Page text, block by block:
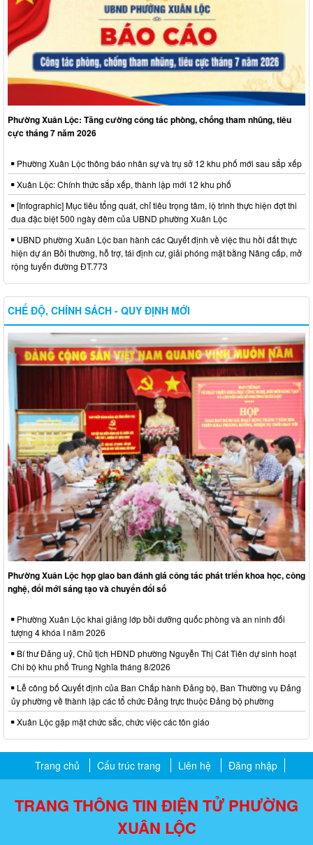
Phường Xuân Lộc: Tăng cường công tác phòng, chống tham nhũng, tiêu
cực tháng 7 năm 2026
Phường Xuân Lộc thông báo nhân sự và trụ sở 12 khu phố mới sau sắp xếp
Xuân Lộc: Chính thức sắp xếp, thành lập mới 12 khu phố
[Infographic] Mục tiêu tổng quát, chỉ tiêu trọng tâm, lộ trình thực hiện đợt thi
đua đặc biệt 500 ngày đêm của UBND phường Xuân Lộc
UBND phường Xuân Lộc ban hành các Quyết định về việc thu hồi đất thực
hiện dự án Bồi thường, hỗ trợ, tái định cư, giải phóng mặt bằng Nâng cấp, mở
rộng tuyến đường ĐT.773
CHẾ ĐỘ, CHÍNH SÁCH - QUY ĐỊNH MỚI
Phường Xuân Lộc họp giao ban đánh giá công tác phát triển khoa học, công
nghệ, đổi mới sáng tạo và chuyển đổi số
Phường Xuân Lộc khai giảng lớp bồi dưỡng quốc phòng và an ninh đối
tượng 4 khóa I năm 2026
Bí thư Đảng uỷ, Chủ tịch HĐND phường Nguyễn Thị Cát Tiên dự sinh hoạt
Chi bộ khu phố Trung Nghĩa tháng 8/2026
Lễ công bố Quyết định của Ban Chấp hành Đảng bộ, Ban Thường vụ Đảng
ủy phường về thành lập các tổ chức Đảng trực thuộc Đảng bộ phường
Xuân Lộc gặp mặt chức sắc, chức việc các tôn giáo
Trang chủ Cấu trúc trang Liên hệ Đăng nhập
TRANG THÔNG TIN ĐIỆN TỬ PHƯỜNG
XUÂN LỘC